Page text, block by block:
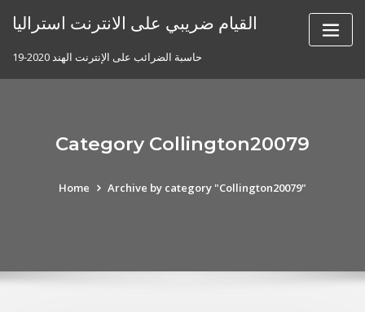
القيام ضريبي على الانترنت استراليا
حاسبة الضرائب على الإنترنت الهند 2020-19
Category Collington20079
Home Archive by category "Collington20079"